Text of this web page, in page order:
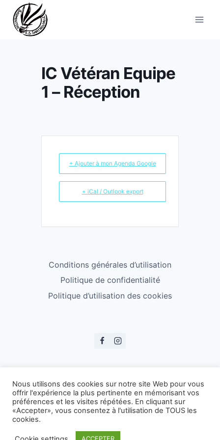
contenu
IC Vétéran Equipe
1 – Réception
+ Ajouter à mon Agenda Google
+ iCal / Outlook export
Conditions générales d’utilisation
Politique de confidentialité
Politique d’utilisation des cookies
Nous utilisons des cookies sur notre site Web pour vous
offrir l'expérience la plus pertinente en mémorisant vos
préférences et les visites répétées. En cliquant sur
«Accepter», vous consentez à l'utilisation de TOUS les
cookies.